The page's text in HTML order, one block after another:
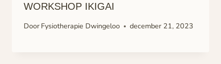
WORKSHOP IKIGAI
Door Fysiotherapie Dwingeloo december 21, 2023